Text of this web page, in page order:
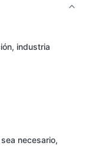
industria
necesario,